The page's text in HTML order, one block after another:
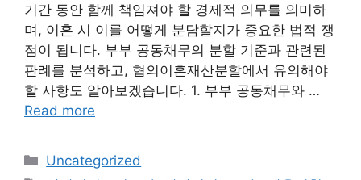
기간 동안 함께 책임져야 할 경제적 의무를 의미하
며, 이혼 시 이를 어떻게 분담할지가 중요한 법적 쟁
점이 됩니다. 부부 공동채무의 분할 기준과 관련된
판례를 분석하고, 협의이혼재산분할에서 유의해야
할 사항도 알아보겠습니다. 1. 부부 공동채무와 …
Read more
Categories
Uncategorized